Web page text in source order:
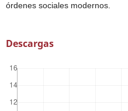
órdenes sociales modernos.
Descargas